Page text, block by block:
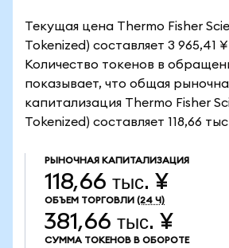
Текущая цена Thermo Fisher
Tokenized) составляет 3 965,41
Количество токенов в
показывает, что общая
капитализация Thermo Fisher
Tokenized) составляет 118,66
РЫНОЧНАЯ КАПИТАЛИЗАЦИЯ
118,66 тыс. ¥
ОБЪЕМ ТОРГОВЛИ (24 Ч)
381,66 тыс. ¥
СУММА ТОКЕНОВ В ОБОРОТЕ